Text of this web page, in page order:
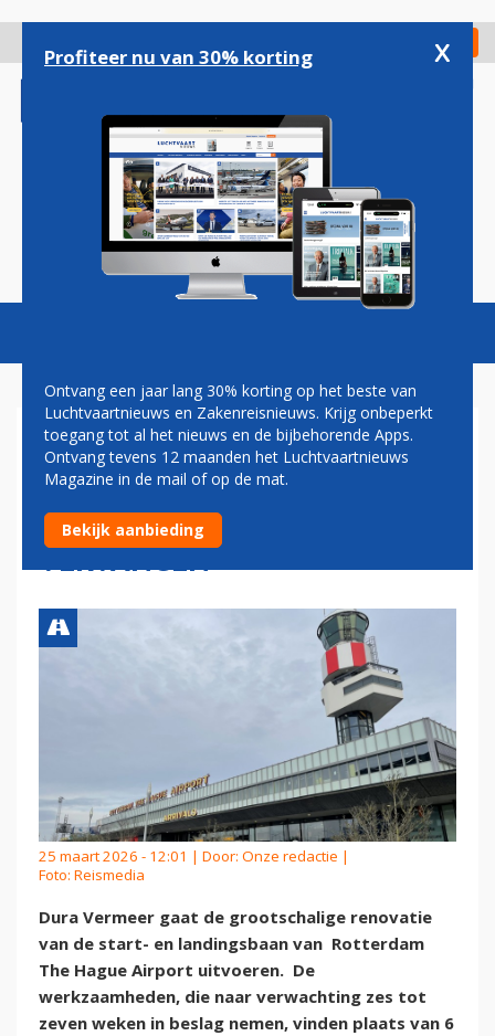
gaan
Check in
Magazine Podcasts Vacatures
DURAVERMEER GAAT START-
EN LANDINGSBAAN
ROTTERDAM THE HAGUE
VERVANGEN
25 maart 2026 - 12:01 | Door: Onze redactie |
Foto: Reismedia
Dura Vermeer gaat de grootschalige renovatie
van de start- en landingsbaan van Rotterdam
The Hague Airport uitvoeren. De
werkzaamheden, die naar verwachting zes tot
zeven weken in beslag nemen, vinden plaats van 6
Profiteer nu van 30% korting x
Ontvang een jaar lang 30% korting op het beste van
Luchtvaartnieuws en Zakenreisnieuws. Krijg onbeperkt
toegang tot al het nieuws en de bijbehorende Apps.
Ontvang tevens 12 maanden het Luchtvaartnieuws
Magazine in de mail of op de mat.
Bekijk aanbieding